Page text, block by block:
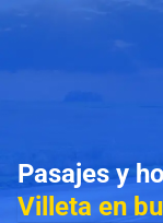
Pasajes y
Villeta en